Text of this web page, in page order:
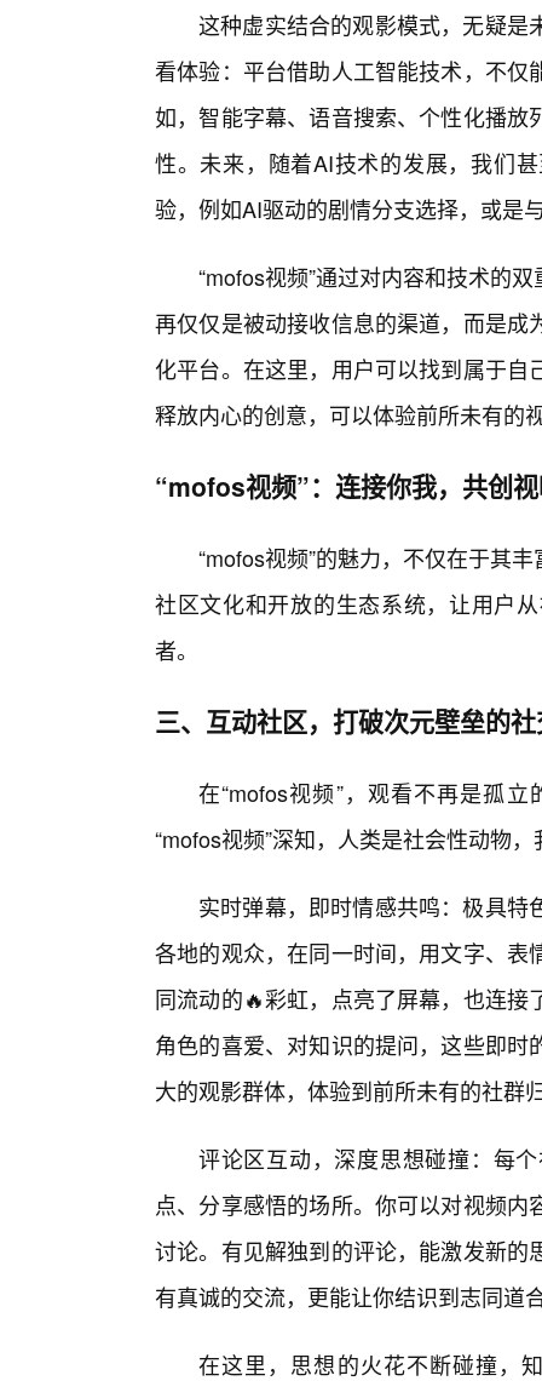
这种虚实结合的观影模式，无疑是
看体验：平台借助人工智能技术，不
如，智能字幕、语音搜索、个性化播
性。未来，随着AI技术的发展，我们
验，例如AI驱动的剧情分支选择，或是
“mofos视频”通过对内容和技术的
再仅仅是被动接收信息的渠道，而是
化平台。在这里，用户可以找到属于
释放内心的创意，可以体验前所未有的
“mofos视频”：连接你我，共创
“mofos视频”的魅力，不仅在于其
社区文化和开放的生态系统，让用户
者。
三、互动社区，打破次元壁垒的
在“mofos视频”，观看不再是孤
“mofos视频”深知，人类是社会性动物
实时弹幕，即时情感共鸣：极具
各地的观众，在同一时间，用文字、
同流动的🔥彩虹，点亮了屏幕，也连
角色的喜爱、对知识的提问，这些即
大的观影群体，体验到前所未有的社群
评论区互动，深度思想碰撞：每
点、分享感悟的场所。你可以对视频
讨论。有见解独到的评论，能激发新
有真诚的交流，更能让你结识到志同道
在这里，思想的火花不断碰撞，